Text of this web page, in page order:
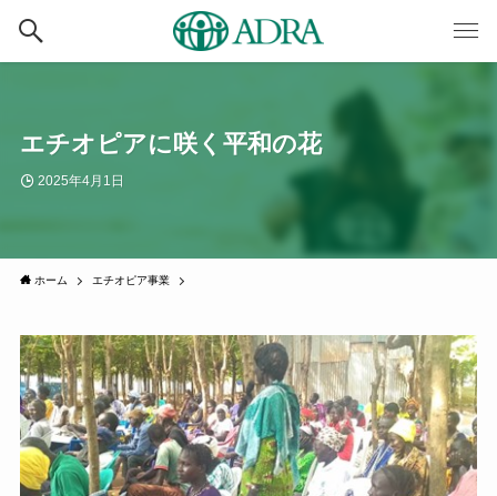
エチオピアに咲く平和の花
2025年4月1日
ホーム エチオピア事業